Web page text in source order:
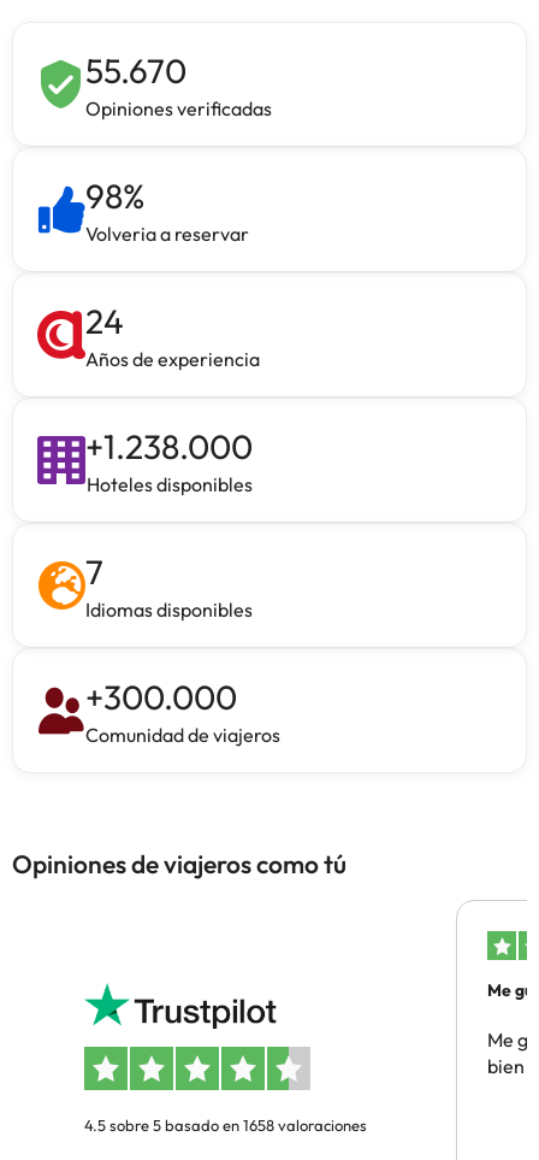
55.670
Opiniones verificadas
98%
Volveria a reservar
24
Años de experiencia
+1.238.000
Hoteles disponibles
7
Idiomas disponibles
+300.000
Comunidad de viajeros
Opiniones de viajeros como tú
4.5 sobre 5 basado en 1658 valoraciones
Me
Me
bien